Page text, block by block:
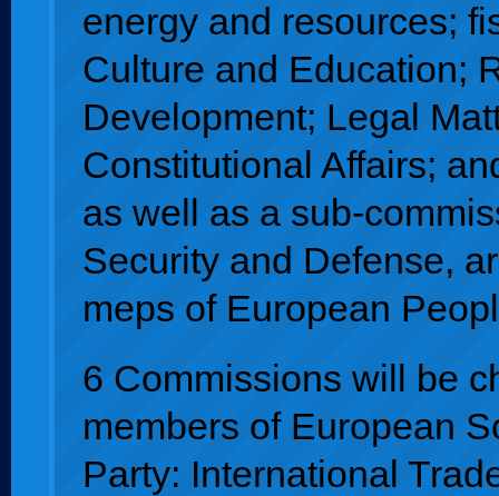
energy and resources;
Culture and Education;
Development; Legal
Constitutional Affairs;
as well as a sub-
Security and Defense,
meps of European
6 Commissions will be
members of European
Party: International